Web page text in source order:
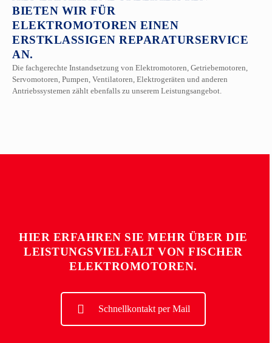
BIETEN WIR FÜR
ELEKTROMOTOREN EINEN
ERSTKLASSIGEN REPARATURSERVICE
AN.
Die fachgerechte Instandsetzung von Elektromotoren, Getriebemotoren,
Servomotoren, Pumpen, Ventilatoren Elektrogeräten und anderen
Antriebssystemen zählt ebenfalls zu unserem Leistungsangebot.
HIER ERFAHREN SIE MEHR ÜBER DIE
LEISTUNGSVIELFALT VON FISCHER
ELEKTROMOTOREN.
Schnellkontakt per Mail